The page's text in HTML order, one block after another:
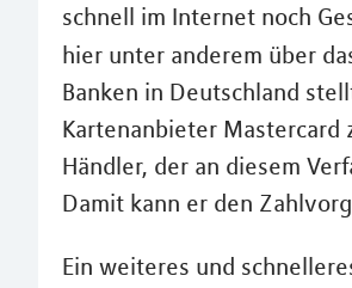
schnell im Internet noch
hier unter anderem über
Banken in Deutschland
Kartenanbieter Mastercard
Händler, der an diesem
Damit kann er den
Ein weiteres und